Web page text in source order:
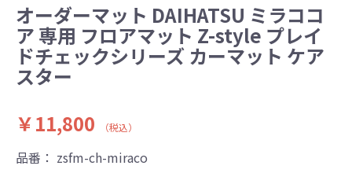
オーダーマット DAIHATSU ミラココ
ア 専用 フロアマット Z-style プレイ
ドチェックシリーズ カーマット ケア
スター
￥11,800
（税込）
品番： zsfm-ch-miraco